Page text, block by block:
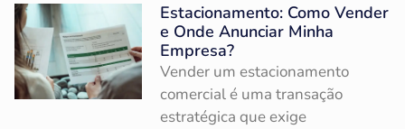
Estacionamento: Como Vender
e Onde Anunciar Minha
Empresa?
Vender um estacionamento
comercial é uma transação
estratégica que exige